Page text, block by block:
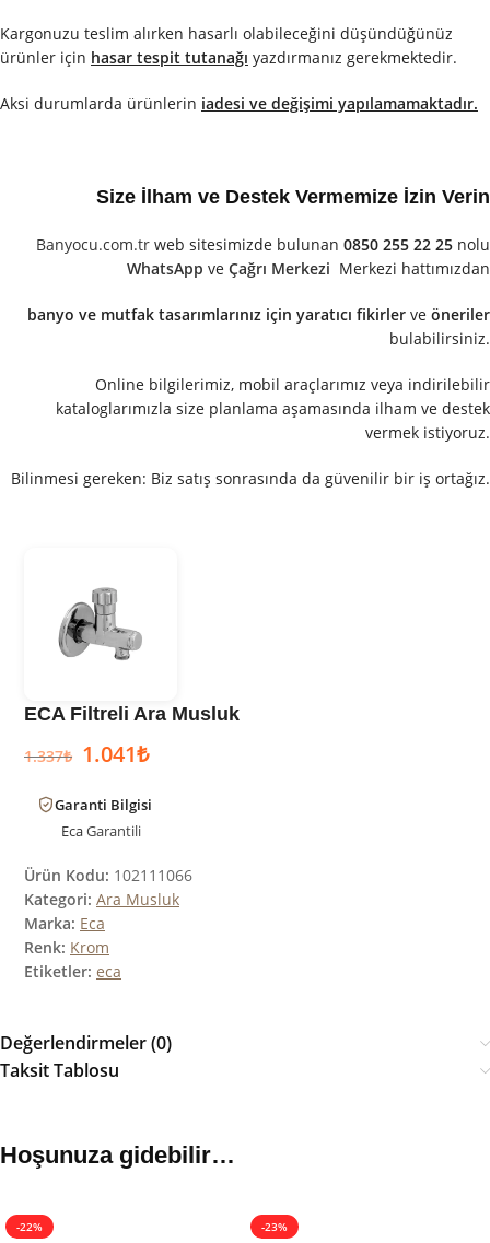
Kargonuzu teslim alırken hasarlı olabileceğini düşündüğünüz
ürünler için hasar tespit tutanağı yazdırmanız gerekmektedir.
Aksi durumlarda ürünlerin iadesi ve değişimi yapılamamaktadır.
Size İlham ve Destek Vermemize İzin Verin
Banyocu.com.tr web sitesimizde bulunan 0850 255 22 25 nolu
WhatsApp ve Çağrı Merkezi Merkezi hattımızdan
banyo ve mutfak tasarımlarınız için yaratıcı fikirler ve öneriler
bulabilirsiniz.
Online bilgilerimiz, mobil araçlarımız veya indirilebilir
kataloglarımızla size planlama aşamasında ilham ve destek
vermek istiyoruz.
Bilinmesi gereken: Biz satış sonrasında da güvenilir bir iş ortağız.
ECA Filtreli Ara Musluk
1.337₺ 1.041₺
Garanti Bilgisi
EcaGarantili
Ürün Kodu: 102111066
Kategori: Ara Musluk
Marka: Eca
Renk: Krom
Etiketler: eca
Değerlendirmeler (0)
Taksit Tablosu
Hoşunuza gidebilir…
-22% -23%